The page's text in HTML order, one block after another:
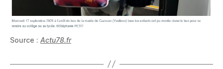
Source : Actu78.fr